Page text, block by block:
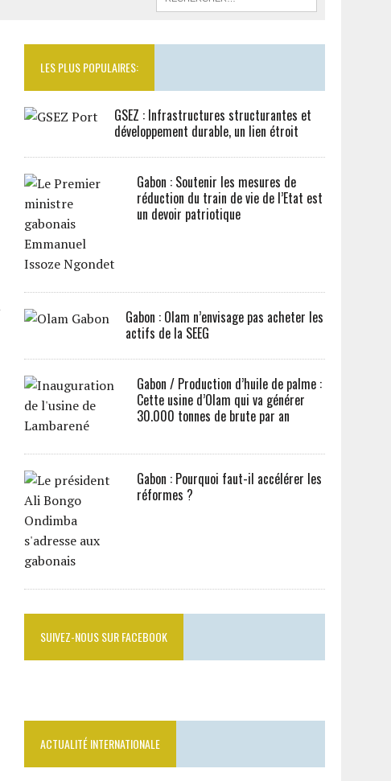
LES PLUS POPULAIRES:
GSEZ : Infrastructures structurantes et
développement durable, un lien étroit
Gabon : Soutenir les mesures de
réduction du train de vie de l’Etat est
un devoir patriotique
Gabon : Olam n’envisage pas acheter les
actifs de la SEEG
Gabon / Production d’huile de palme :
Cette usine d’Olam qui va générer
30.000 tonnes de brute par an
Gabon : Pourquoi faut-il accélérer les
réformes ?
SUIVEZ-NOUS SUR FACEBOOK
ACTUALITÉ INTERNATIONALE